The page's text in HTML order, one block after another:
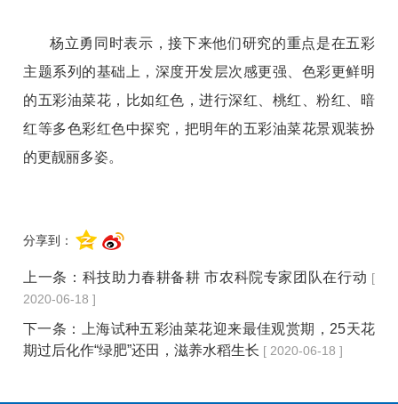
杨立勇同时表示，接下来他们研究的重点是在五彩
主题系列的基础上，深度开发层次感更强、色彩更鲜明
的五彩油菜花，比如红色，进行深红、桃红、粉红、暗
红等多色彩红色中探究，把明年的五彩油菜花景观装扮
的更靓丽多姿。
分享到：
上一条： 科技助力春耕备耕 市农科院专家团队在行动 [
2020-06-18 ]
下一条：
上海试种五彩油菜花迎来最佳观赏期，25天花
期过后化作“绿肥”还田，滋养水稻生长 [ 2020-06-18 ]